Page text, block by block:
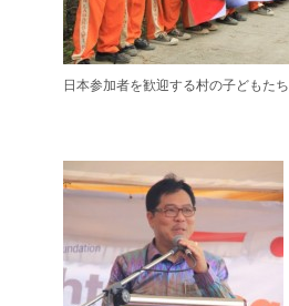
日本参加者を歓迎する村の子どもたち